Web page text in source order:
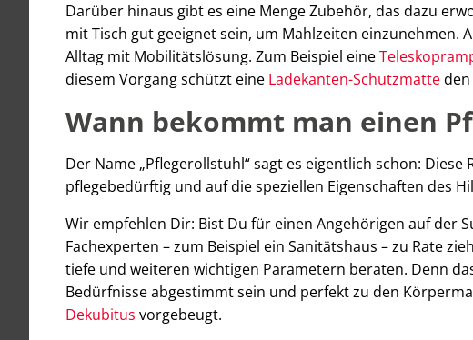
Darüber hinaus gibt es eine Menge Zubehör, das dazu
mit Tisch gut geeignet sein, um Mahlzeiten
Alltag mit Mobilitätslösung. Zum Beispiel eine
diesem Vorgang schützt eine Ladekanten-Schutzmatte
Wann bekommt man einen
Der Name „Pflegerollstuhl“ sagt es eigentlich schon:
pflegebedürftig und auf die speziellen Eigenschaften des
Wir empfehlen Dir: Bist Du für einen Angehörigen auf der
Fachexperten – zum Beispiel ein Sanitätshaus – zu Rate
tiefe und weiteren wichtigen Parametern beraten. Denn
Bedürfnisse abgestimmt sein und perfekt zu den
Dekubitus vorgebeugt.